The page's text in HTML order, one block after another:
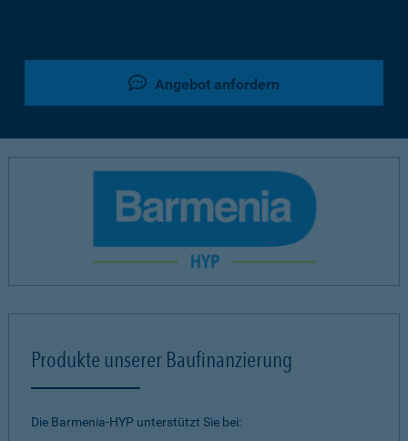
Angebot anfordern
Produkte unserer Baufinanzierung
Die Barmenia-HYP unterstützt Sie bei: